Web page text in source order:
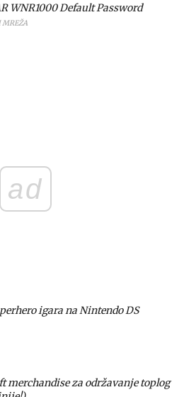
WNR1000 Default Password
MREŽA
ad
igara na Nintendo DS
merchandise za održavanje toplog